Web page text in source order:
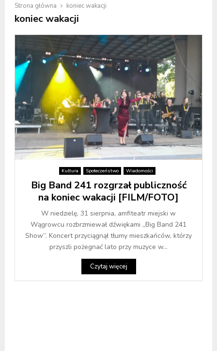
Strona główna koniec wakacji
koniec wakacji
Kultura Społeczeństwo Wiadomości
Big Band 241 rozgrzał publiczność
na koniec wakacji [FILM/FOTO]
W niedzielę, 31 sierpnia, amfiteatr miejski w
Wągrowcu rozbrzmiewał dźwiękami „Big Band 241
Show”. Koncert przyciągnął tłumy mieszkańców, którzy
przyszli pożegnać lato przy muzyce w...
Czytaj więcej